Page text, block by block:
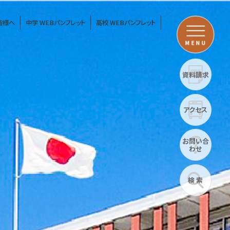
様へ 中学 WEBパンフレット 高校 WEBパンフレット
MENU
資料請求
アクセス
お問い合
わせ
検 索